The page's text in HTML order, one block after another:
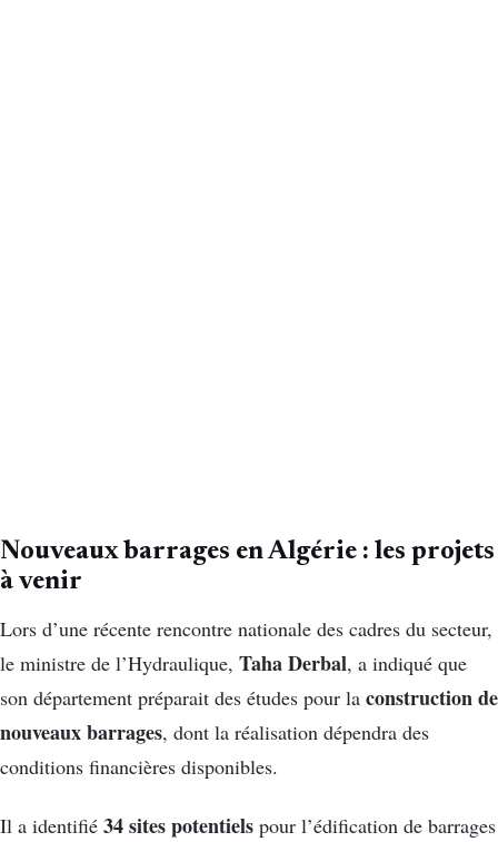
Nouveaux barrages en Algérie : les projets
à venir
Lors d’une récente rencontre nationale des cadres du secteur,
le ministre de l’Hydraulique, Taha Derbal, a indiqué que
son département préparait des études pour la construction de
nouveaux barrages, dont la réalisation dépendra des
conditions financières disponibles.
Il a identifié 34 sites potentiels pour l’édification de barrages